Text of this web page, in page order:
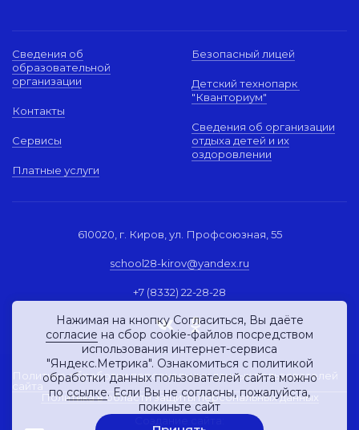
Сведения об
образовательной
организации
Контакты
Сервисы
Платные услуги
Безопасный лицей
Детский технопарк
"Кванториум"
Сведения об организации
отдыха детей и их
оздоровлении
610020, г. Киров, ул. Профсоюзная, 55
school28-kirov@yandex.ru
+7 (8332) 22-28-28
Политика обработки персональных данных пользователей
сайта
Политика в области защиты персональных данных
Нажимая на кнопку Согласиться, Вы даёте
согласие на сбор cookie-файлов посредством
использования интернет-сервиса
"Яндекс.Метрика". Ознакомиться с политикой
обработки данных пользователей сайта можно
поссылке. Если Вы не согласны, пожалуйста,
покиньте сайт